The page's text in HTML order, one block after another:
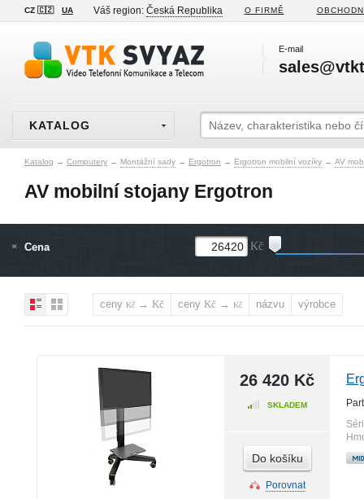
CZ 🇨🇿 UA Váš region: Česká Republika O FIRMĚ
E-mail
KATALOG
Katalog → Computery → Montážní sady → Ergotron → Ergotron mobilní vozíky → AV
AV mobilní stojany Ergotron
Cena Kč
ceny Kč → Kč ceny Kč → Kč názvu výrobce
26 420 Kč
SKLADEM
Do košíku
Porovnat